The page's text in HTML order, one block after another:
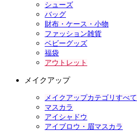
シューズ
バッグ
財布・ケース・小物
ファッション雑貨
ベビーグッズ
福袋
アウトレット
メイクアップ
メイクアップカテゴリすべて
マスカラ
アイシャドウ
アイブロウ・眉マスカラ